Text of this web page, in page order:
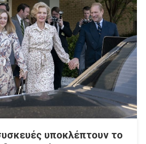
υποκλέπτουν το